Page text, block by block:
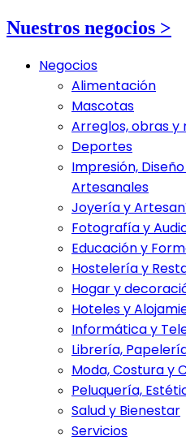
Nuestros negocios >
Negocios
Alimentación
Mascotas
Arreglos, obras y
Deportes
Impresión,
Artesanales
Joyería y
Fotografía y
Educación y
Hostelería y
Hogar y
Hoteles y
Informática y
Librería,
Moda, Costura y
Peluquería,
Salud y Bienestar
Servicios